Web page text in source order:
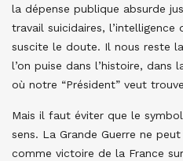
la dépense publique absurde
travail suicidaires,
suscite le doute. Il nous reste
l’on puise dans l’histoire, dans
où notre “Président” veut
Mais il faut éviter que le
sens. La Grande Guerre ne
comme victoire de la France